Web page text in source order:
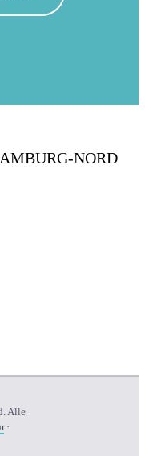
NORD
Alle
·